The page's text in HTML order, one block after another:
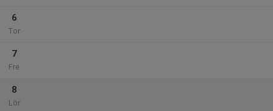
6
Tor
7
Fre
8
Lör